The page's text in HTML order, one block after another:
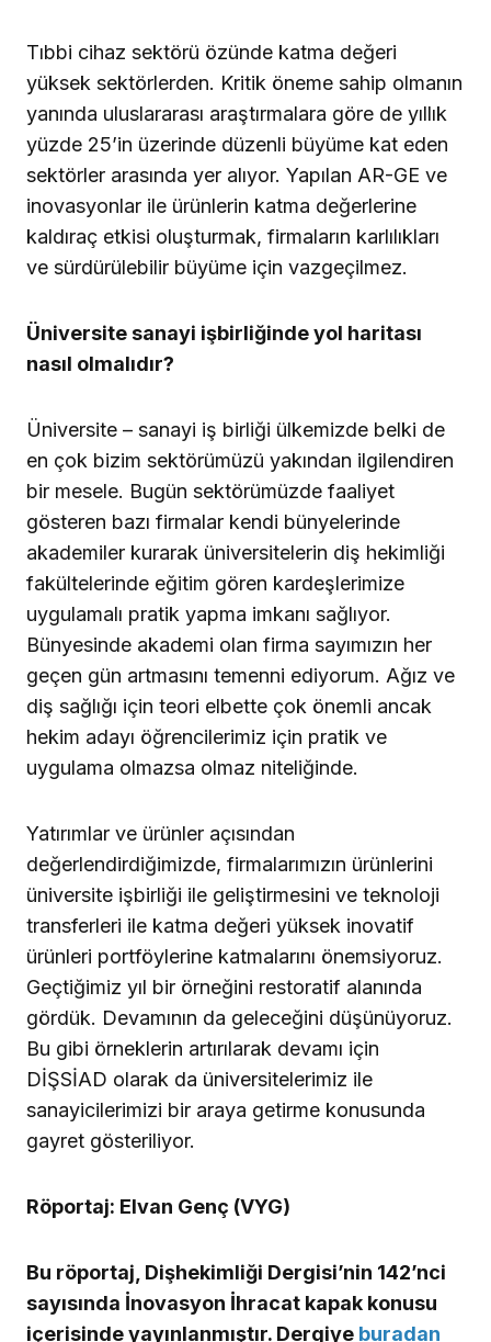
Tıbbi cihaz sektörü özünde katma değeri
yüksek sektörlerden. Kritik öneme sahip olmanın
yanında uluslararası araştırmalara göre de yıllık
yüzde 25’in üzerinde düzenli büyüme kat eden
sektörler arasında yer alıyor. Yapılan AR-GE ve
inovasyonlar ile ürünlerin katma değerlerine
kaldıraç etkisi oluşturmak, firmaların karlılıkları
ve sürdürülebilir büyüme için vazgeçilmez.
Üniversite sanayi işbirliğinde yol haritası
nasıl olmalıdır?
Üniversite – sanayi iş birliği ülkemizde belki de
en çok bizim sektörümüzü yakından ilgilendiren
bir mesele. Bugün sektörümüzde faaliyet
gösteren bazı firmalar kendi bünyelerinde
akademiler kurarak üniversitelerin diş hekimliği
fakültelerinde eğitim gören kardeşlerimize
uygulamalı pratik yapma imkanı sağlıyor.
Bünyesinde akademi olan firma sayımızın her
geçen gün artmasını temenni ediyorum. Ağız ve
diş sağlığı için teori elbette çok önemli ancak
hekim adayı öğrencilerimiz için pratik ve
uygulama olmazsa olmaz niteliğinde.
Yatırımlar ve ürünler açısından
değerlendirdiğimizde, firmalarımızın ürünlerini
üniversite işbirliği ile geliştirmesini ve teknoloji
transferleri ile katma değeri yüksek inovatif
ürünleri portföylerine katmalarını önemsiyoruz.
Geçtiğimiz yıl bir örneğini restoratif alanında
gördük. Devamının da geleceğini düşünüyoruz.
Bu gibi örneklerin artırılarak devamı için
DİŞSİAD olarak da üniversitelerimiz ile
sanayicilerimizi bir araya getirme konusunda
gayret gösteriliyor.
Röportaj: Elvan Genç (VYG)
Bu röportaj, Dişhekimliği Dergisi’nin 142’nci
sayısında İnovasyon İhracat kapak konusu
içerisinde yayınlanmıştır. Dergiye buradan